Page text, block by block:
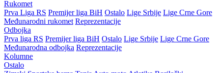
Rukomet
Prva Liga RS Premijer liga BiH Ostalo Lige Srbije Lige Crne Gore
Međunarodni rukomet Reprezentacije
Odbojka
Prva liga RS Premijer liga BiH Ostalo Lige Srbije Lige Crne Gore
Međunarodna odbojka Reprezentacije
Kolumne
Ostalo